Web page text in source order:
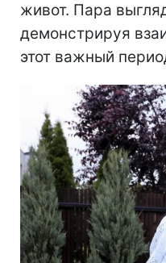
живот. Пара
демонстрируя
этот важный